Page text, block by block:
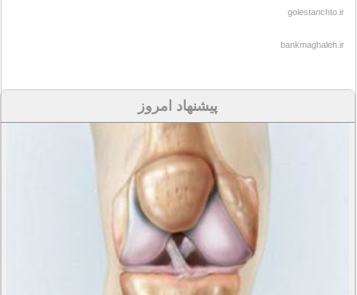
golestanchto.ir
bankmaghaleh.ir
پیشنهاد امروز